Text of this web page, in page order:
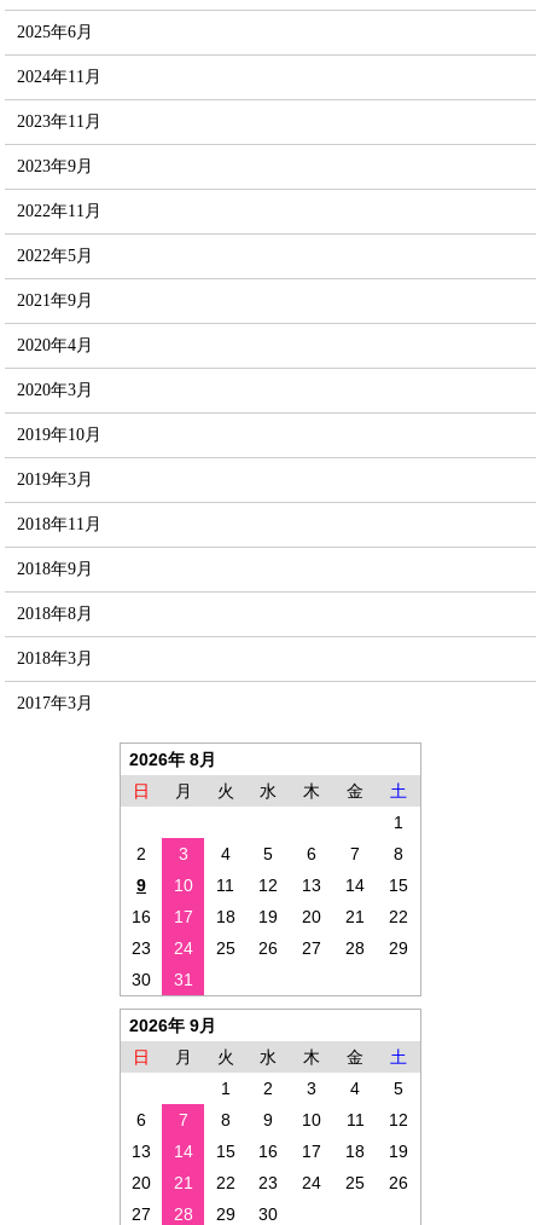
2025年6月
2024年11月
2023年11月
2023年9月
2022年11月
2022年5月
2021年9月
2020年4月
2020年3月
2019年10月
2019年3月
2018年11月
2018年9月
2018年8月
2018年3月
2017年3月
2026年 8月
日
月 火 水 木 金
土
1
2
3 4 5 6 7
8
9
10 11 12 13 14
15
16
17 18 19 20 21
22
23
24 25 26 27 28
29
30
31
2026年 9月
日
月 火 水 木 金
土
1
2 3 4
5
6
7 8 9 10 11
12
13
14 15 16 17 18
19
20
21 22 23 24 25
26
27
28 29 30